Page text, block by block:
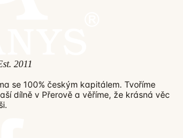
2011
se 100% českým kapitálem. Tvoříme
dílně v Přerově a věříme, že krásná věc